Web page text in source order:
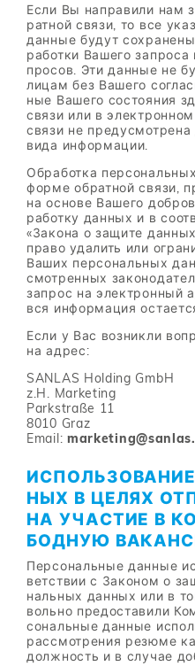
Если Вы на­пра­ви­ли нам
рат­ной свя­зи, то все
дан­ные бу­дут
ра­бот­ки Ва­ше­го
про­сов. Эти дан­ные не
ли­цам без Ва­ше­го
ные Ва­ше­го со­сто­я­ния
свя­зи или в
свя­зи не
вида ин­фор­ма­ции.
Об­ра­бот­ка
фор­ме об­рат­ной свя­зи,
на ос­но­ве Ва­ше­го
ра­бот­ку дан­ных и в
«За­ко­на о за­щи­те
пра­во уда­лить или
Ва­ших пер­со­наль­ных
смот­рен­ных
за­прос на элек­трон­ный
вся ин­фор­ма­ция
Если у Вас воз­ник­ли
на ад­рес:
SANLAS Holding GmbH
z.H. Marketing
Parkstraße 11
8010 Graz
Email:
НЫХ В ЦЕ­ЛЯХ
НА УЧА­СТИЕ В
БОД­НУЮ
Пер­со­наль­ные дан­ные
вет­ствии с За­ко­ном о
наль­ных дан­ных или в
воль­но предо­ста­ви­ли
со­наль­ные дан­ные
рас­смот­ре­ния ре­зю­ме
долж­ность и в слу­чае